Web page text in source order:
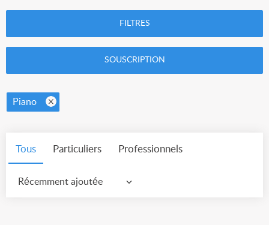
FILTRES
SOUSCRIPTION
Piano
Tous Particuliers Professionnels
Récemment ajoutée